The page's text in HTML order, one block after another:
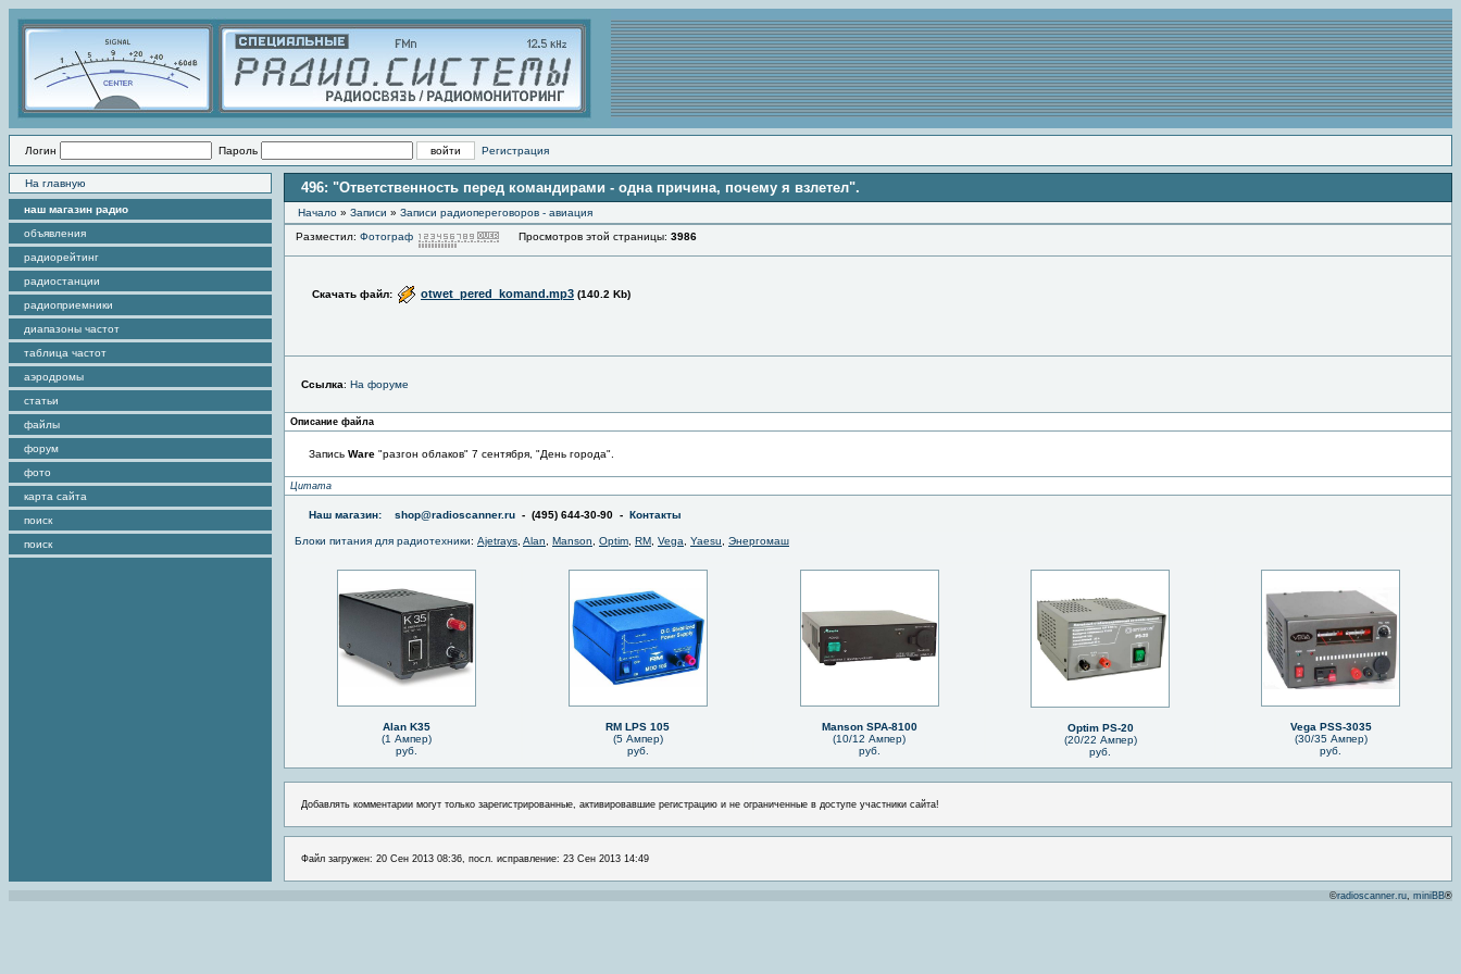
Логин Пароль Регистрация
На главную
наш магазин радио
объявления
радиорейтинг
радиостанции
радиоприемники
диапазоны частот
таблица частот
аэродромы
статьи
файлы
форум
фото
карта сайта
поиск
поиск
496: "Ответственность перед командирами - одна причина, почему я взлетел".
Начало » Записи » Записи радиопереговоров - авиация
Разместил: Фотограф Просмотров этой страницы: 3986
Скачать файл: otwet_pered_komand.mp3 (140.2 Kb)
Ссылка: На форуме
Описание файла
Запись Ware "разгон облаков" 7 сентября, "День города".
Цитата
Наш магазин: shop@radioscanner.ru - (495) 644-30-90 - Контакты
Блоки питания для радиотехники: Ajetrays Alan Manson Optim RM Vega Yaesu Энергомаш
Alan K35
(1 Ампер)
руб.
RM LPS 105
(5 Ампер)
руб.
Manson SPA-8100
(10/12 Ампер)
руб.
Optim PS-20
(20/22 Ампер)
руб.
Vega PSS-3035
(30/35 Ампер)
руб.
Добавлять комментарии могут только зарегистрированные, активировавшие регистрацию и не ограниченные в доступе участники сайта!
Файл загружен: 20 Сен 2013 08:36, посл. исправление: 23 Сен 2013 14:49
©radioscanner.ru, miniBB®